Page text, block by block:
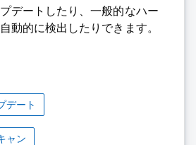
デートしたり、一般的なハー
動的に検出したりできます。
デート
ャン